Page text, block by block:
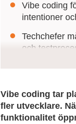
Vibe coding
intentioner
Techchefer
och
Vibe coding tar
fler utvecklare.
funktionalitet